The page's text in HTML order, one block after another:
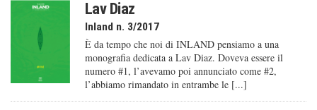
Lav Diaz
Inland n. 3/2017
È da tempo che noi di INLAND pensiamo a una
monografia dedicata a Lav Diaz. Doveva essere il
numero #1, l’avevamo poi annunciato come #2,
l’abbiamo rimandato in entrambe le [...]